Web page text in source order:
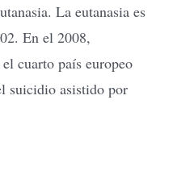
La eutanasia es
En el 2008,
cuarto país europeo
suicidio asistido por